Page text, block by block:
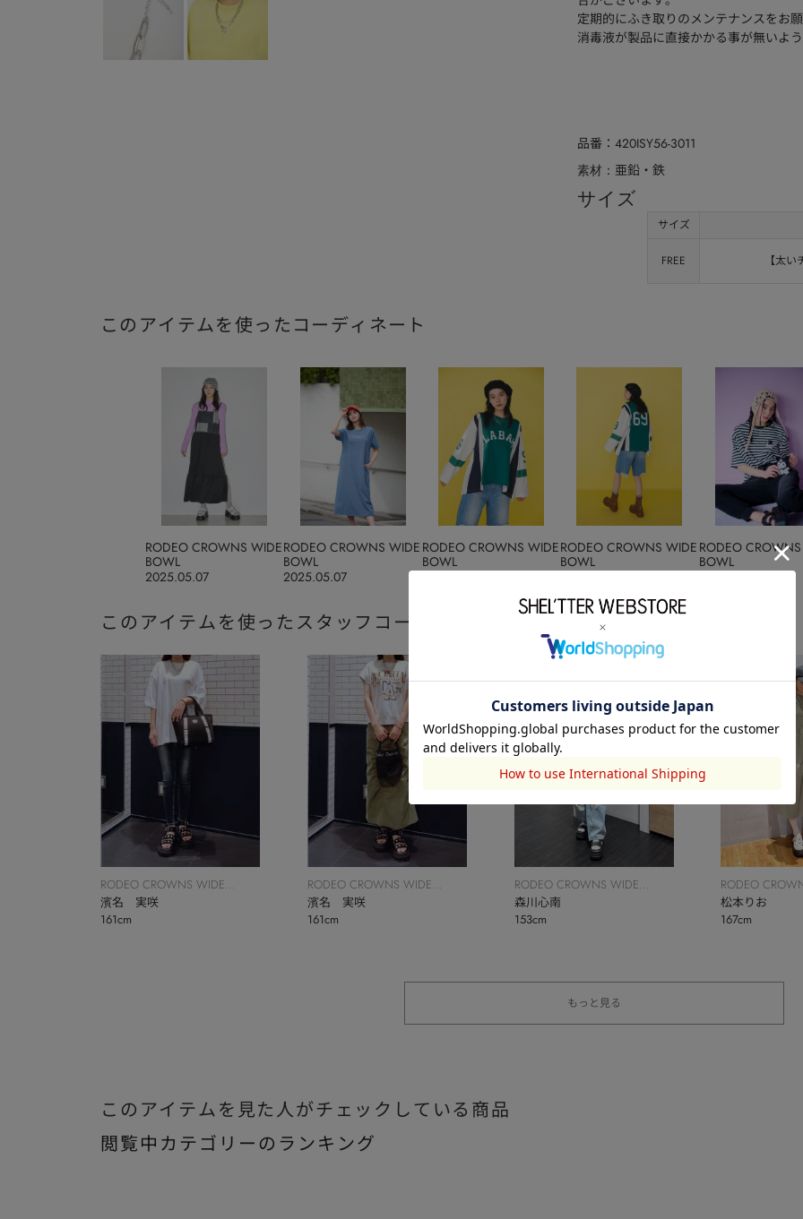
定期的にふき取りのメンテナンスをお願
消毒液が製品に直接かかる事が無いよう
品番 420ISY56-3011
素材 亜鉛・鉄
サイズ
サイズ
FREE 【太
このアイテムを使ったコーディネート
2025.05.07
RODEO CROWNS WIDE
BOWL
2025.05.07
RODEO CROWNS WIDE
BOWL
2025.04.02
RODEO CROWNS WIDE
BOWL
2025.04.02
RODEO CROWNS WIDE
BOWL
2025.03.12
RODEO
BOWL
このアイテムを使ったスタッフコーディネート
RODEO CROWNS WIDE
BOWL
濱名 実咲
161cm
RODEO CROWNS WIDE
BOWL
濱名 実咲
161cm
RODEO CROWNS WIDE
BOWL
森川心南
153cm
RODEO
BOWL
松本りお
167cm
もっと見る
このアイテムを見た人がチェックしている商品
閲覧中カテゴリーのランキング